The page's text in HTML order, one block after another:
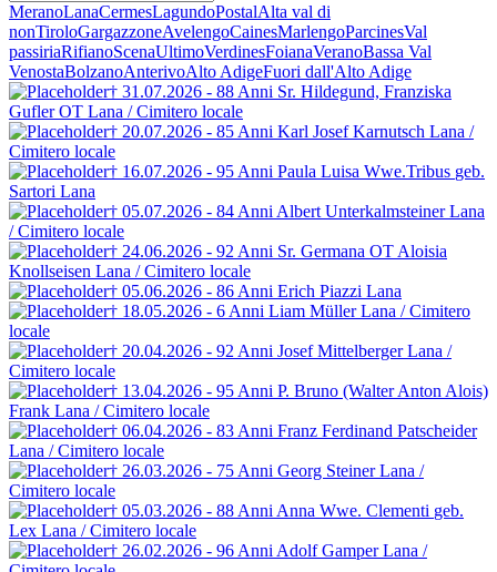
MeranoLanaCermesLagundoPostalAlta val di
nonTiroloGargazzoneAvelengoCainesMarlengoParcinesVal
passiriaRifianoScenaUltimoVerdinesFoianaVeranoBassa Val
VenostaBolzanoAnterivoAlto AdigeFuori dall'Alto Adige
† 31.07.2026 - 88 Anni Sr. Hildegund, Franziska
Gufler OT Lana / Cimitero locale
† 20.07.2026 - 85 Anni Karl Josef Karnutsch Lana /
Cimitero locale
† 16.07.2026 - 95 Anni Paula Luisa Wwe.Tribus geb.
Sartori Lana
† 05.07.2026 - 84 Anni Albert UnterkalmsteinerLana
/ Cimitero locale
† 24.06.2026 - 92 Anni Sr. Germana OT Aloisia
Knollseisen Lana / Cimitero locale
† 05.06.2026 - 86 Anni Erich Piazzi Lana
† 18.05.2026 - 6 Anni Liam MüllerLana / Cimitero
locale
† 20.04.2026 - 92 Anni Josef MittelbergerLana /
Cimitero locale
† 13.04.2026 - 95 Anni P. Bruno (Walter Anton Alois)
Frank Lana / Cimitero locale
† 06.04.2026 - 83 Anni Franz Ferdinand Patscheider
Lana / Cimitero locale
† 26.03.2026 - 75 Anni Georg SteinerLana /
Cimitero locale
† 05.03.2026 - 88 Anni Anna Wwe. Clementi geb.
Lex Lana / Cimitero locale
† 26.02.2026 - 96 Anni Adolf GamperLana /